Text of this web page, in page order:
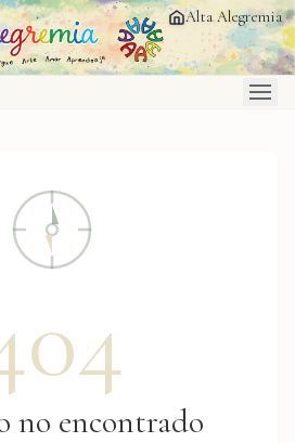
Alta Alegremia
no encontrado